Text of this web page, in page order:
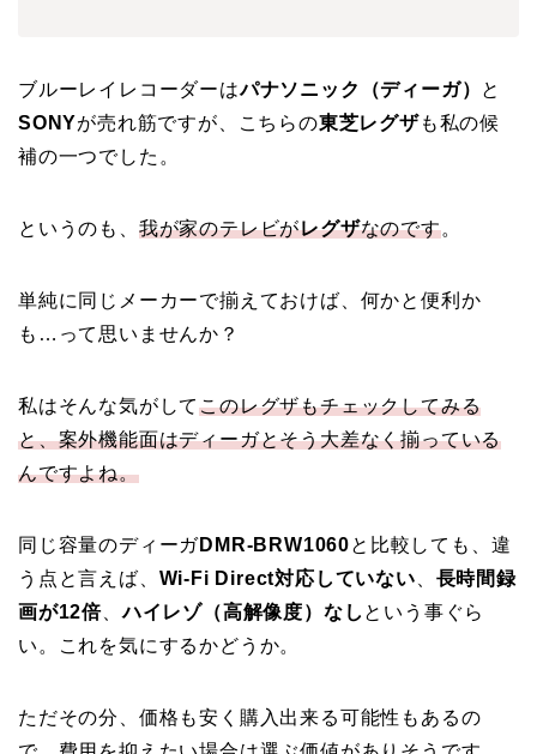
ブルーレイレコーダーはパナソニック（ディーガ） と
SONYが売れ筋ですが、こちらの東芝レグザも私の候
補の一つでした。
というのも、 我が家のテレビがレグザなのです。
単純に同じメーカーで揃えておけば、何かと便利か
も…って思いませんか？
私はそんな気がしてこのレグザもチェックしてみる
と、案外機能面はディーガとそう大差なく揃っている
んですよね。
同じ容量のディーガDMR-BRW1060と比較しても、違
う点と言えば、 Wi-Fi Direct対応していない
長時間録
画が12倍 、ハイレゾ（高解像度）なし という事ぐら
い。これを気にするかどうか。
ただその分、価格も安く購入出来る可能性もあるの